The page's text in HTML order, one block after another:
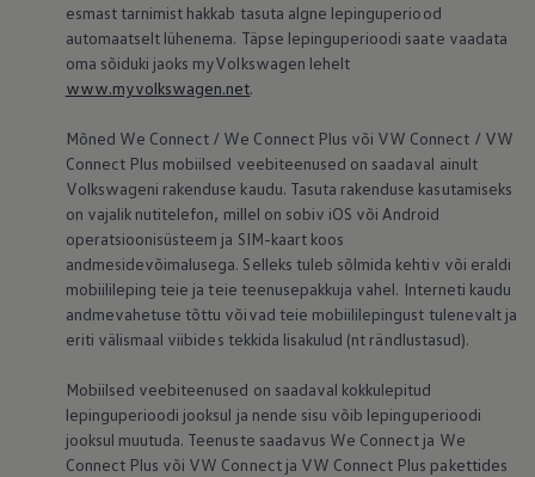
esmast tarnimist hakkab tasuta algne lepinguperiood
automaatselt lühenema. Täpse lepinguperioodi saate vaadata
oma sõiduki jaoks myVolkswagen lehelt
www.myvolkswagen.net.
Mõned We Connect / We Connect Plus või VW Connect / VW
Connect Plus mobiilsed veebiteenused on saadaval ainult
Volkswageni rakenduse kaudu. Tasuta rakenduse kasutamiseks
on vajalik nutitelefon, millel on sobiv iOS või Android
operatsioonisüsteem ja SIM-kaart koos
andmesidevõimalusega. Selleks tuleb sõlmida kehtiv või eraldi
mobiilileping teie ja teie teenusepakkuja vahel. Interneti kaudu
andmevahetuse tõttu võivad teie mobiililepingust tulenevalt ja
eriti välismaal viibides tekkida lisakulud (nt rändlustasud).
Mobiilsed veebiteenused on saadaval kokkulepitud
lepinguperioodi jooksul ja nende sisu võib lepinguperioodi
jooksul muutuda. Teenuste saadavus We Connect ja We
Connect Plus või VW Connect ja VW Connect Plus pakettides